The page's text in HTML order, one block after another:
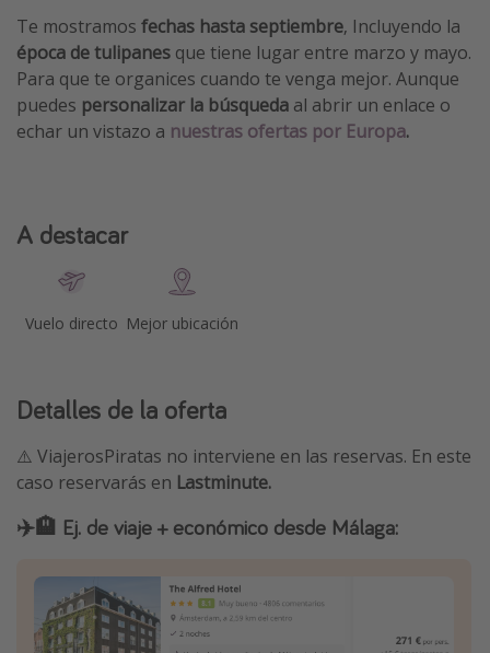
Eventos deportivos
Te mostramos fechas hasta septiembre, Incluyendo la
época de tulipanes que tiene lugar entre marzo y mayo.
Para que te organices cuando te venga mejor. Aunque
puedes personalizar la búsqueda al abrir un enlace o
echar un vistazo a nuestras ofertas por Europa.
A destacar
Vuelo directo Mejor ubicación
Detalles de la oferta
⚠️ ViajerosPiratas no interviene en las reservas. En este
caso reservarás en Lastminute.
✈️🏨 Ej. de viaje + económico desde Málaga: